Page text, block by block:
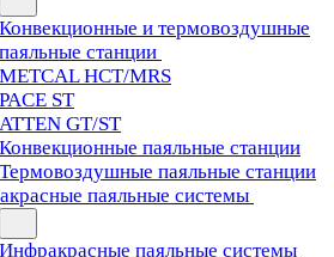
Конвекционные и термовоздушные
паяльные станции
METCAL HCT/MRS
PACE ST
ATTEN GT/ST
Конвекционные паяльные станции
Термовоздушные паяльные станции
паяльные системы
Инфракрасные паяльные системы